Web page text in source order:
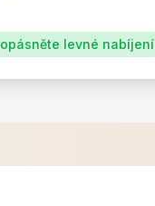
levné nabíjení